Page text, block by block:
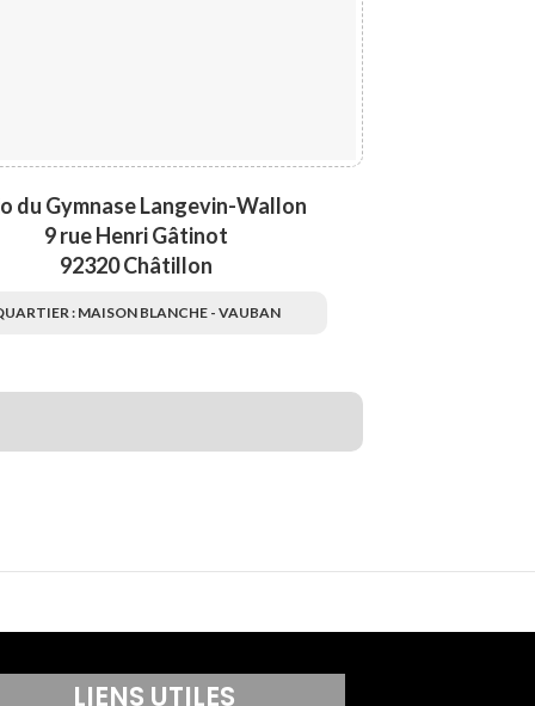
du Gymnase Langevin-Wallon
9 rue Henri Gâtinot
92320 Châtillon
: MAISON BLANCHE - VAUBAN
LIENS UTILES